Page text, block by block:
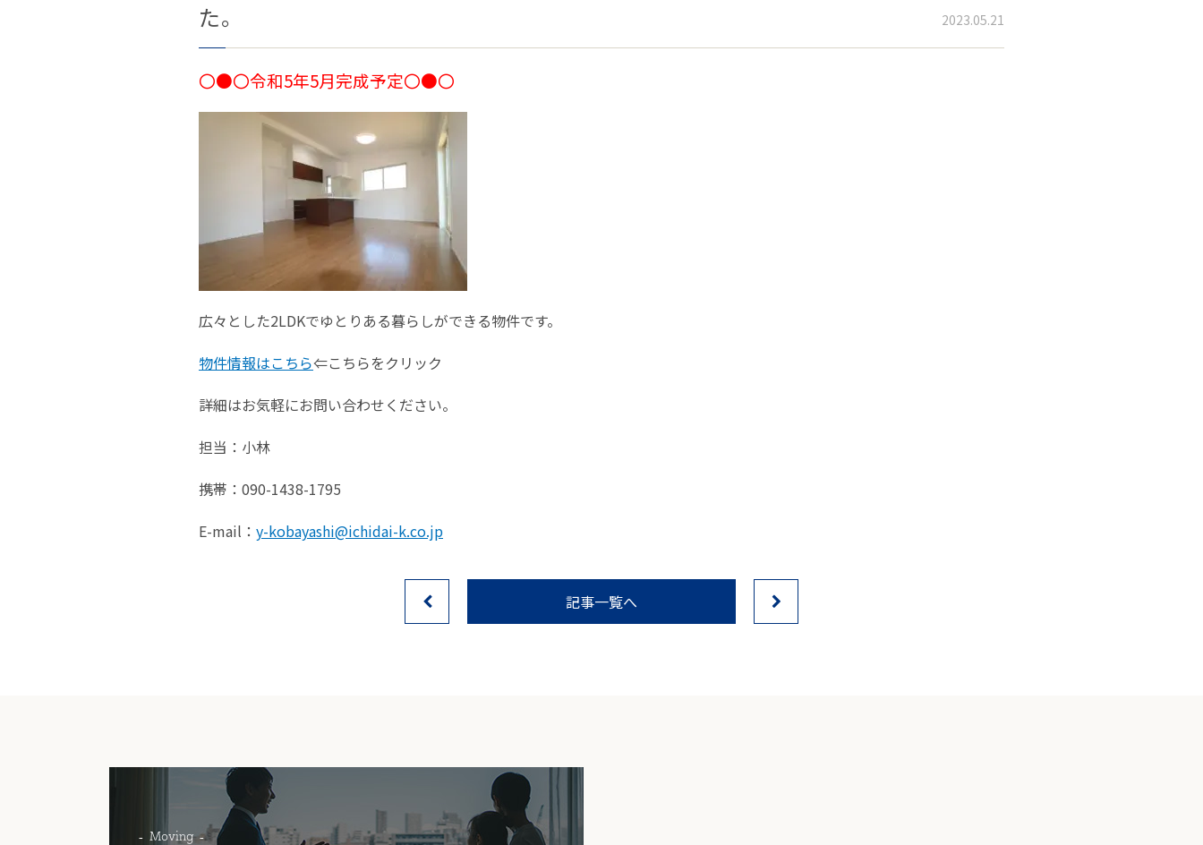
た。
2023.05.21
〇●〇令和5年5月完成予定〇●〇
広々とした2LDKでゆとりある暮らしができる物件です。
物件情報はこちら⇐こちらをクリック
詳細はお気軽にお問い合わせください。
担当：小林
携帯：090-1438-1795
E-mail： y-kobayashi@ichidai-k.co.jp
記事一覧へ
Moving